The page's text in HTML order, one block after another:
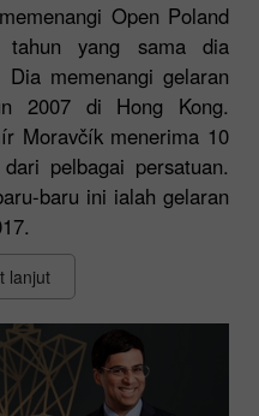
Open Poland
tahun yang sama dia
memenangi gelaran
2007 di Hong Kong.
Moravčík menerima 10
pelbagai persatuan.
baru ini ialah gelaran
lanjut